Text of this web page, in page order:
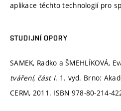
aplikace těchto technologií pro
STUDIJNÍ OPORY
SAMEK, Radko a ŠMEHLÍKOVÁ,
tváření, část I. 1. vyd. Brno:
CERM, 2011. ISBN 978-80-214-